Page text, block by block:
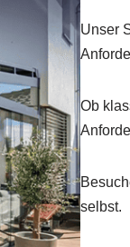
Unser
Ob
selbst.